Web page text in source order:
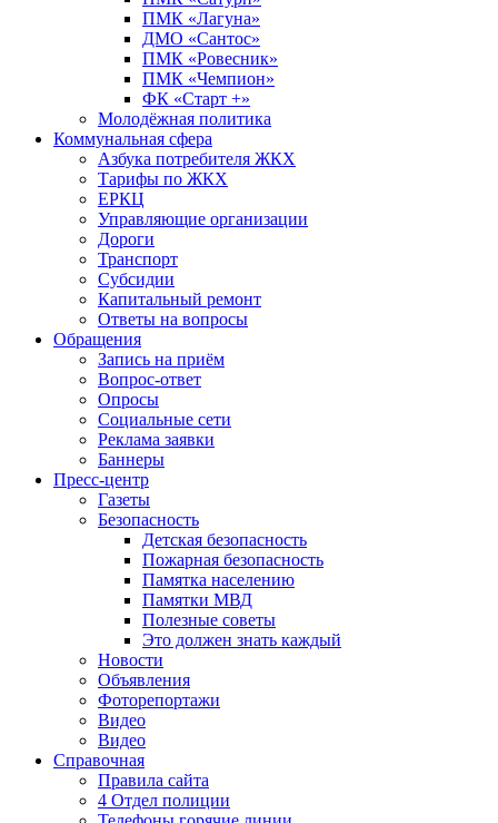
ПМК «Лагуна»
ДМО «Сантос»
ПМК «Ровесник»
ПМК «Чемпион»
ФК «Старт +»
Молодёжная политика
Коммунальная сфера
Азбука потребителя ЖКХ
Тарифы по ЖКХ
ЕРКЦ
Управляющие организации
Дороги
Транспорт
Субсидии
Капитальный ремонт
Ответы на вопросы
Обращения
Запись на приём
Вопрос-ответ
Опросы
Социальные сети
Реклама заявки
Баннеры
Пресс-центр
Газеты
Безопасность
Детская безопасность
Пожарная безопасность
Памятка населению
Памятки МВД
Полезные советы
Это должен знать каждый
Новости
Объявления
Фоторепортажи
Видео
Видео
Справочная
Правила сайта
4 Отдел полиции